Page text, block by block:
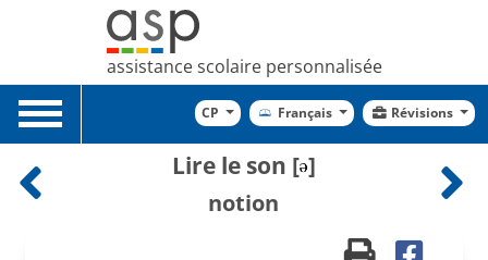
assistance scolaire personnalisée
Toggle
navigation
CP Français Révisions
Lire le son [ ]
notion